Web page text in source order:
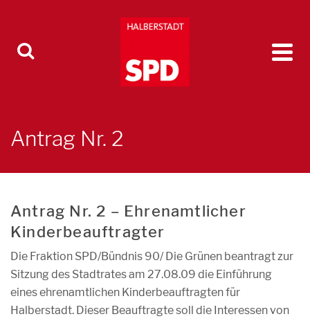
Antrag Nr. 2
Antrag Nr. 2 – Ehrenamtlicher
Kinderbeauftragter
Die Fraktion SPD/Bündnis 90/ Die Grünen beantragt zur
Sitzung des Stadtrates am 27.08.09 die Einführung
eines ehrenamtlichen Kinderbeauftragten für
Halberstadt. Dieser Beauftragte soll die Interessen von